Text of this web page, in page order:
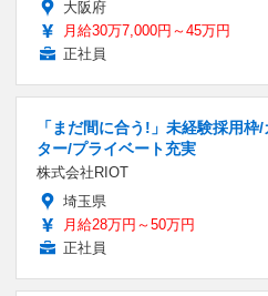
大阪府
月給30万7,000円～45万円
正社員
「まだ間に合う!」未経験採用
ター/プライベート充実
株式会社RIOT
埼玉県
月給28万円～50万円
正社員